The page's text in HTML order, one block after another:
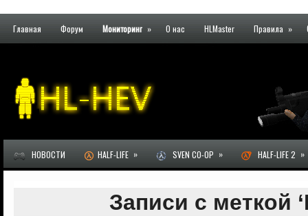
Главная Форум Мониторинг » О нас HLMaster Правила »
НОВОСТИ HALF-LIFE » SVEN CO-OP » HALF-LIFE 2 »
Записи с меткой